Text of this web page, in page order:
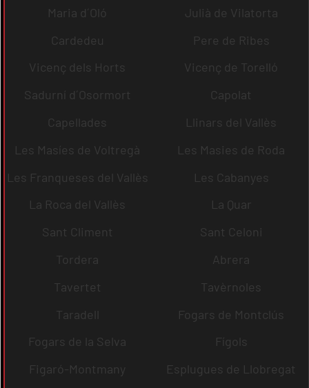
Maria d´Oló
Julià de Vilatorta
Cardedeu
Pere de Ribes
Vicenç dels Horts
Vicenç de Torelló
Sadurní d´Osormort
Capolat
Capellades
Llinars del Vallès
Les Masíes de Voltregà
Les Masies de Roda
Les Franqueses del Vallès
Les Cabanyes
La Roca del Vallès
La Quar
Sant Climent
Sant Celoni
Tordera
Abrera
Tavertet
Tavèrnoles
Taradell
Fogars de Montclús
Fogars de la Selva
Fígols
Figaró-Montmany
Esplugues de Llobregat